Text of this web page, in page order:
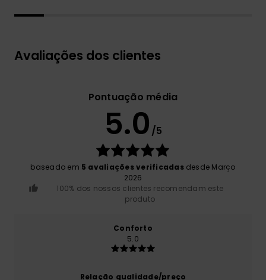
Avaliações dos clientes
Pontuação média
5.0 /5
baseado em 5 avaliações verificadasdesde Março
2026
100% dos nossos clientes recomendam este
produto
Conforto
5.0
Relação qualidade/preço